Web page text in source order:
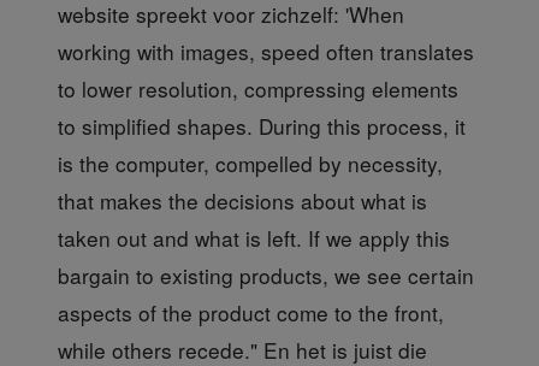
website spreekt voor zichzelf: 'When
working with images, speed often translates
to lower resolution, compressing elements
to simplified shapes. During this process, it
is the computer, compelled by necessity,
that makes the decisions about what is
taken out and what is left. If we apply this
bargain to existing products, we see certain
aspects of the product come to the front,
while others recede." En het is juist die